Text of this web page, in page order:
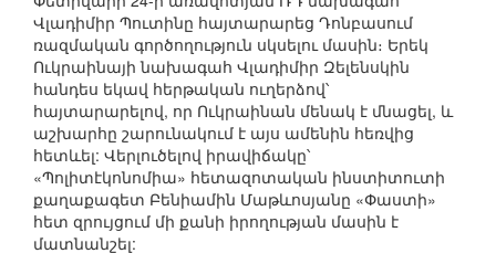
Վլադիմիր Պուտինը հայտարարեց Դոնբասում
ռազմական գործողություն սկսելու մասին։ Երեկ
Ուկրաինայի նախագահ Վլադիմիր Զելենսկին
հանդես եկավ հերթական ուղերձով՝
հայտարարելով, որ Ուկրաինան մենակ է մնացել, և
աշխարհը շարունակում է այս ամենին հեռվից
հետևել: Վերլուծելով իրավիճակը՝
«Պոլիտէկոնոմիա» հետազոտական ինստիտուտի
քաղաքագետ Բենիամին Մաթևոսյանը «Փաստի»
հետ զրույցում մի քանի իրողության մասին է
մատնանշել: